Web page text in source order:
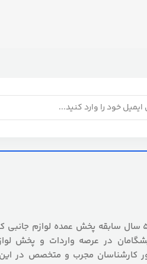
گروه بازرگانی هایومی با بیش از 5 سال سابقه پخش عمده لوازم
در عرصه واردات و پخش
کارشناسان مجرب و متخصص در